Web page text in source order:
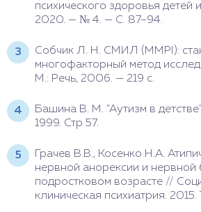
психического здоровья детей
2020. — № 4. — С. 87–94.
Собчик Л. Н. СМИЛ (MMPI):
многофакторный метод
М.: Речь, 2006. — 219 с.
Башина В. М. "Аутизм в
1999. Стр 57.
Грачев В.В., Косенко Н.А.
нервной анорексии и нервной
подростковом возрасте //
клиническая психиатрия. 2015.